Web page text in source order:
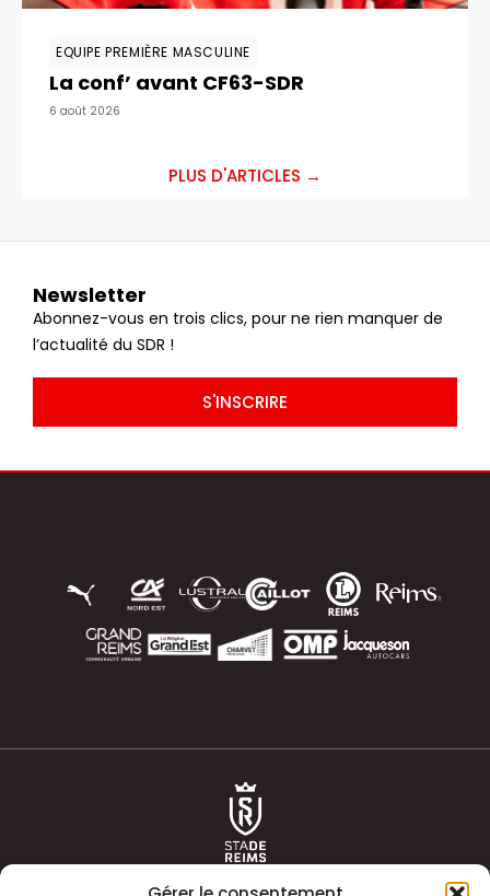
EQUIPE PREMIÈRE MASCULINE
La conf’ avant CF63-SDR
6 août 2026
PLUS D'ARTICLES →
Newsletter
Abonnez-vous en trois clics, pour ne rien manquer de
l’actualité du SDR !
S'INSCRIRE